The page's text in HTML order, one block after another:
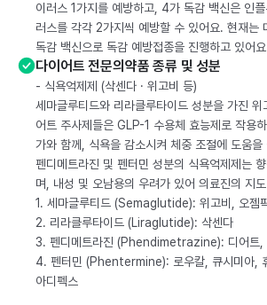
이러스 1가지를 예방하고, 4가 독감 백신은 인
러스를 각각 2가지씩 예방할 수 있어요. 현재는
독감 백신으로 독감 예방접종을 진행하고 있어
다이어트 전문의약품 종류 및 성분
- 식욕억제제 (삭센다 · 위고비 등)
세마글루티드와 리라클루타이드 성분을 가진 위
어트 주사제들은 GLP-1 수용체 효능제로 작용
가와 함께, 식욕을 감소시켜 체중 조절에 도움을
펜디메트라진 및 펜터민 성분의 식욕억제제는
며, 내성 및 오남용의 우려가 있어 의료진의 지
1. 세마글루티드 (Semaglutide): 위고비, 오젬
2. 리라클루타이드 (Liraglutide): 삭센다
3. 펜디메트라진 (Phendimetrazine): 디어트,
4. 펜터민 (Phentermine): 로우칼, 큐시미아,
아디펙스